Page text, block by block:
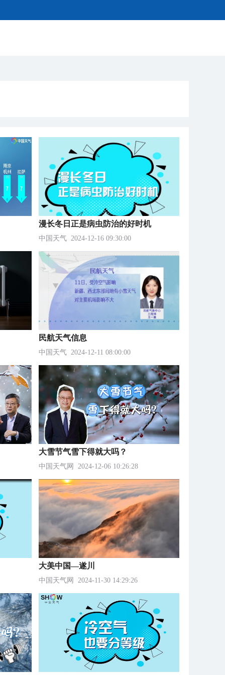
漫长冬日正是病虫防治的好时机
中国天气 2024-12-16 09:30:00
民航天气信息
中国天气 2024-12-11 08:00:00
大雪节气雪下得就大吗？
中国天气网 2024-12-06 10:26:28
大美中国—遂川
中国天气网 2024-11-30 14:29:26